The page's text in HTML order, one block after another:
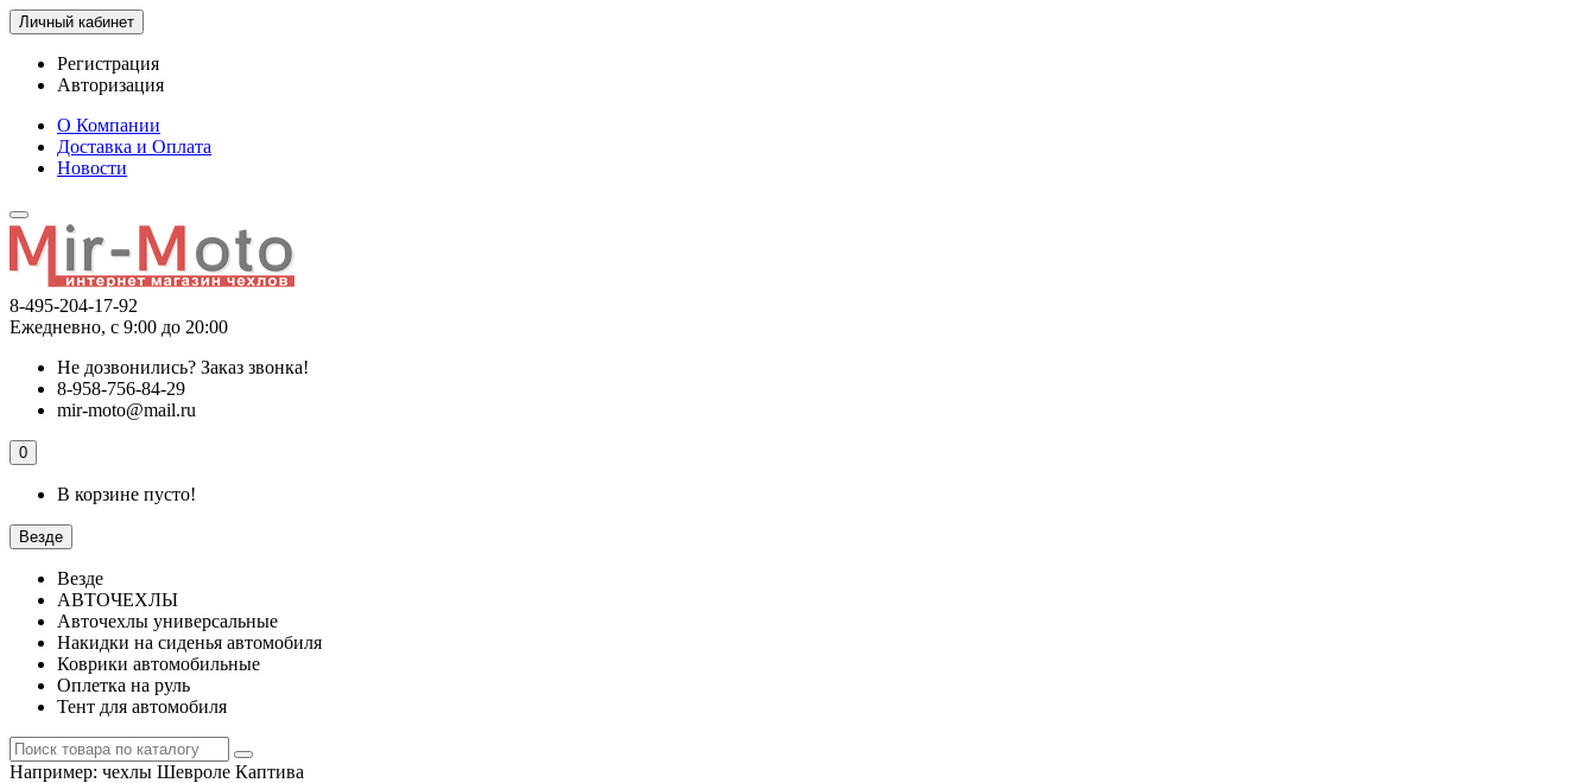
Личный кабинет
Регистрация
Авторизация
О Компании
Доставка и Оплата
Новости
8-495-204-17-92
Ежедневно, с 9:00 до 20:00
Не дозвонились? Заказ звонка!
8-958-756-84-29
mir-moto@mail.ru
0
В корзине пусто!
Везде
Везде
АВТОЧЕХЛЫ
Авточехлы универсальные
Накидки на сиденья автомобиля
Коврики автомобильные
Оплетка на руль
Тент для автомобиля
Например: чехлы Шевроле Каптива